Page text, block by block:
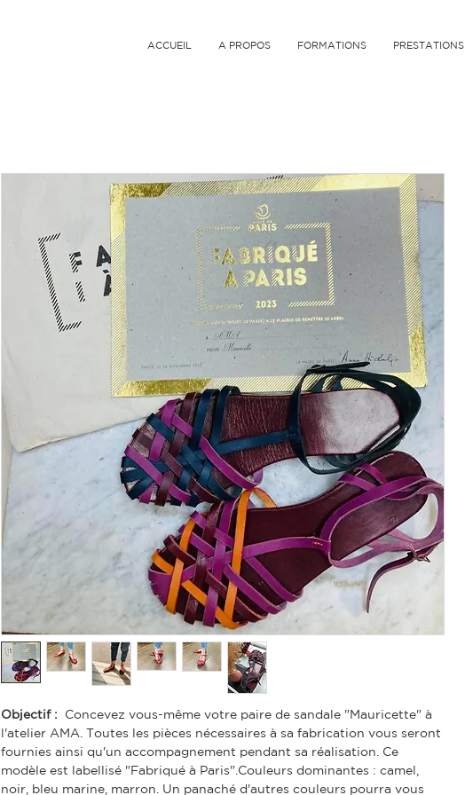
ACCUEIL A PROPOS FORMATIONS PRESTATIONS
Objectif :
Concevez vous-même votre paire de sandale "Mauricette" à
l'atelier AMA. Toutes les pièces nécessaires à sa fabrication vous seront
fournies ainsi qu'un accompagnement pendant sa réalisation. Ce
modèle est labellisé "Fabriqué à Paris".Couleurs dominantes : camel,
noir, bleu marine, marron. Un panaché d'autres couleurs pourra vous